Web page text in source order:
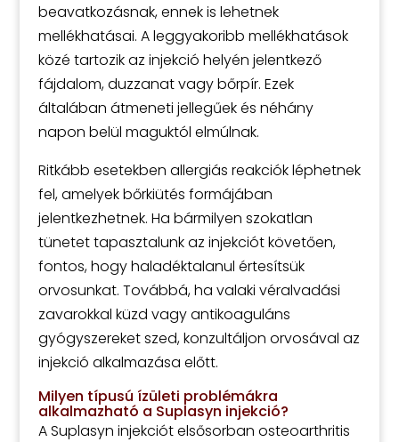
beavatkozásnak, ennek is lehetnek
mellékhatásai. A leggyakoribb mellékhatások
közé tartozik az injekció helyén jelentkező
fájdalom, duzzanat vagy bőrpír. Ezek
általában átmeneti jellegűek és néhány
napon belül maguktól elmúlnak.
Ritkább esetekben allergiás reakciók léphetnek
fel, amelyek bőrkiütés formájában
jelentkezhetnek. Ha bármilyen szokatlan
tünetet tapasztalunk az injekciót követően,
fontos, hogy haladéktalanul értesítsük
orvosunkat. Továbbá, ha valaki véralvadási
zavarokkal küzd vagy antikoaguláns
gyógyszereket szed, konzultáljon orvosával az
injekció alkalmazása előtt.
Milyen típusú ízületi problémákra
alkalmazható a Suplasyn injekció?
A Suplasyn injekciót elsősorban osteoarthritis